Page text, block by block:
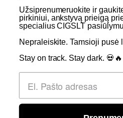
Kontaktai
SKIRTA TIK SUAUGUSIEMS
© 2026 Visos teisės
Užsiprenumeruokite ir
pirkiniui, ankstyvą prieigą
specialius CIGSLT
Nepraleiskite. Tamsioji pusė
Stay on track. Stay dark. 💀🔥